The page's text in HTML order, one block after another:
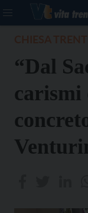
“Dal
carismi